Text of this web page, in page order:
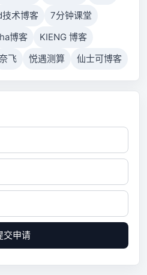
技术博客
7分钟课堂
博客
KIENG 博客
飞 悦遇测算 仙士可博客
交申请